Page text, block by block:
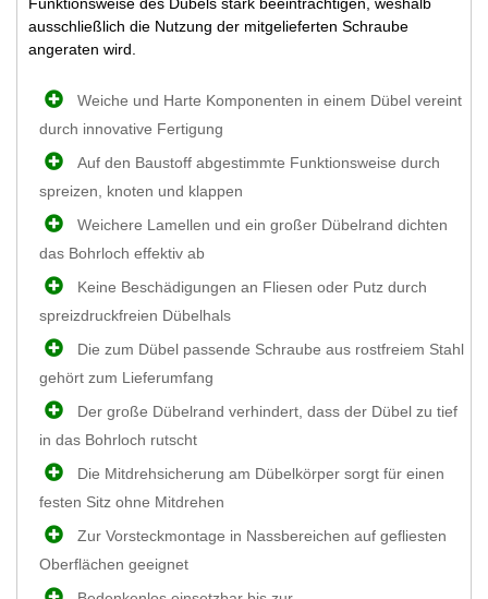
ausschließlich die Nutzung der mitgelieferten Schraube
angeraten wird.
Weiche und Harte Komponenten in einem Dübel vereint
durch innovative Fertigung
Auf den Baustoff abgestimmte Funktionsweise durch
spreizen, knoten und klappen
Weichere Lamellen und ein großer Dübelrand dichten
das Bohrloch effektiv ab
Keine Beschädigungen an Fliesen oder Putz durch
spreizdruckfreien Dübelhals
Die zum Dübel passende Schraube aus rostfreiem Stahl
gehört zum Lieferumfang
Der große Dübelrand verhindert, dass der Dübel zu tief
in das Bohrloch rutscht
Die Mitdrehsicherung am Dübelkörper sorgt für einen
festen Sitz ohne Mitdrehen
Zur Vorsteckmontage in Nassbereichen auf gefliesten
Oberflächen geeignet